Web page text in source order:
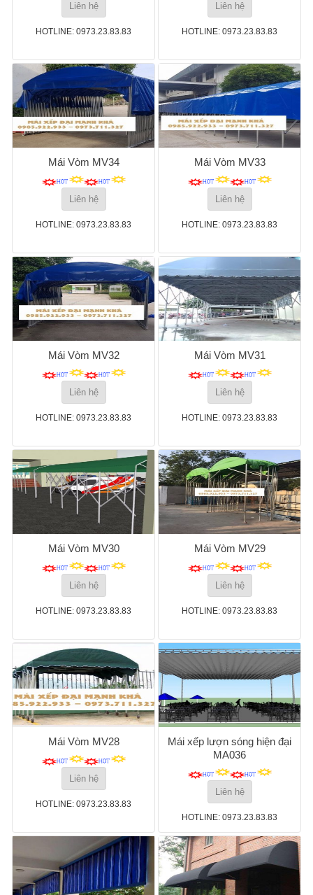
Liên hệ
HOTLINE: 0973.23.83.83
Liên hệ
HOTLINE: 0973.23.83.83
Mái Vòm MV34
Liên hệ
HOTLINE: 0973.23.83.83
Mái Vòm MV33
Liên hệ
HOTLINE: 0973.23.83.83
Mái Vòm MV32
Liên hệ
HOTLINE: 0973.23.83.83
Mái Vòm MV31
Liên hệ
HOTLINE: 0973.23.83.83
Mái Vòm MV30
Liên hệ
HOTLINE: 0973.23.83.83
Mái Vòm MV29
Liên hệ
HOTLINE: 0973.23.83.83
Mái Vòm MV28
Liên hệ
HOTLINE: 0973.23.83.83
Mái xếp lượn sóng hiện đại
MA036
Liên hệ
HOTLINE: 0973.23.83.83